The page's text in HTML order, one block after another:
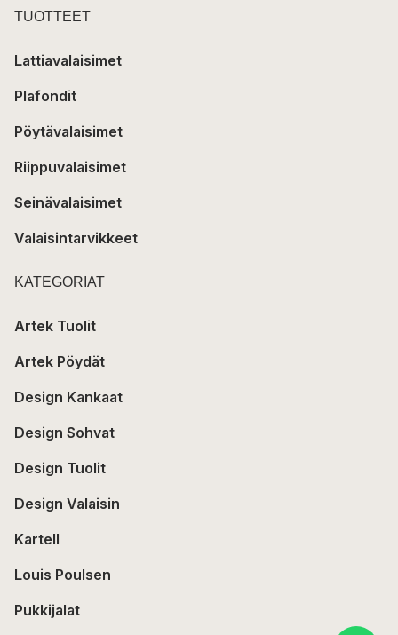
TUOTTEET
Lattiavalaisimet
Plafondit
Pöytävalaisimet
Riippuvalaisimet
Seinävalaisimet
Valaisintarvikkeet
KATEGORIAT
Artek Tuolit
Artek Pöydät
Design Kankaat
Design Sohvat
Design Tuolit
Design Valaisin
Kartell
Louis Poulsen
Pukkijalat